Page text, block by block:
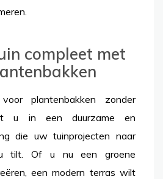
compleet met
plantenbakken zonder
u in een duurzame en
die uw tuinprojecten naar
tilt. Of u nu een groene
een modern terras wilt